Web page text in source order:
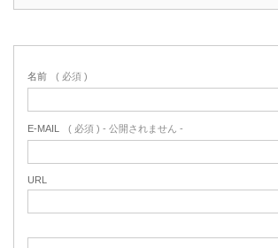
名前 ( 必須 )
E-MAIL ( 必須 ) - 公開されません -
URL